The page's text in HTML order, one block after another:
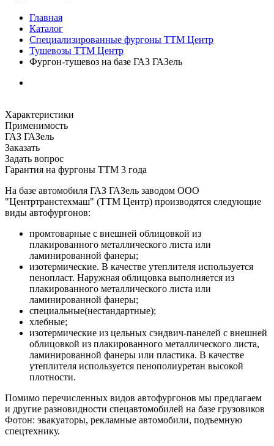
Главная
Каталог
Специализированные фургоны ТТМ Центр
Тушевозы ТТМ Центр
Фургон-тушевоз на базе ГАЗ ГАЗель
Характеристики
Применимость
ГАЗ ГАЗель
Заказать
Задать вопрос
Гарантия на фургоны ТТМ 3 года
На базе автомобиля ГАЗ ГАЗель заводом ООО
"Центртранстехмаш" (ТТМ Центр) производятся следующие
виды автофургонов:
промтоварные с внешней облицовкой из
плакированного металлического листа или
ламинированной фанеры;
изотермические. В качестве утеплителя используется
пенопласт. Наружная облицовка выполняется из
плакированного металлического листа или
ламинированной фанеры;
специальные(нестандартные);
хлебные;
изотермические из цельных сэндвич-панелей с внешней
облицовкой из плакированного металлического листа,
ламинированной фанеры или пластика. В качестве
утеплителя используется пенополиуретан высокой
плотности.
Помимо перечисленных видов автофургонов мы предлагаем
и другие разновидности спецавтомобилей на базе грузовиков
Фотон: эвакуаторы, рекламные автомобили, подъемную
спецтехнику.